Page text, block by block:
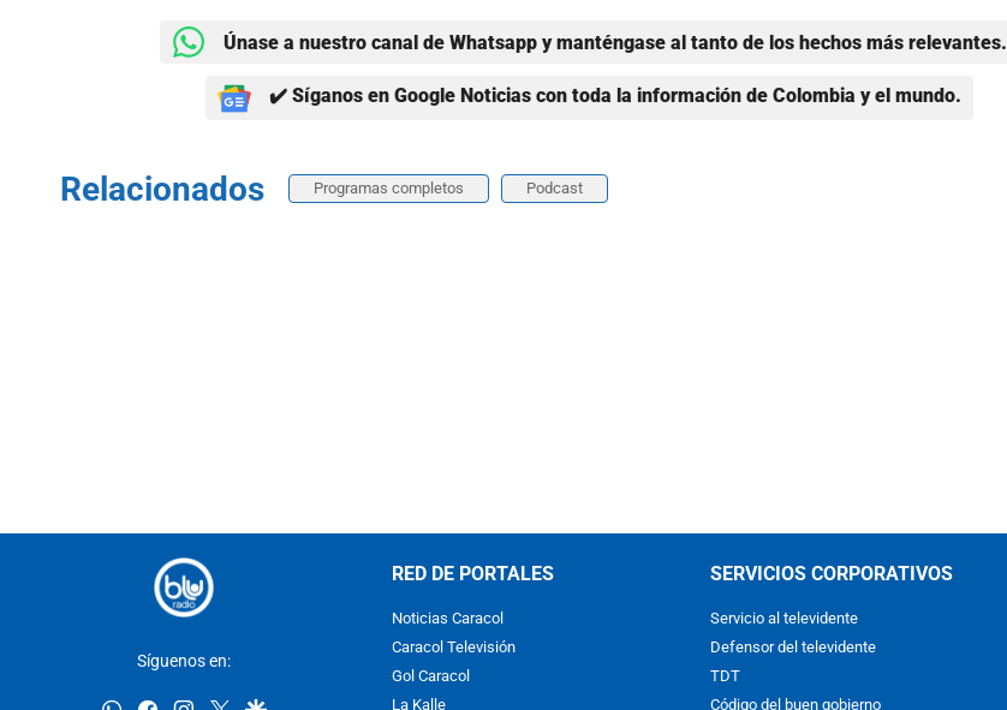
Únase a nuestro canal de Whatsapp y manténgase al tanto de los hechos más relevantes.
✔️ Síganos en Google Noticias con toda la información de Colombia y el mundo.
Relacionados Programas completos Podcast
Síguenos en:
RED DE PORTALES
Noticias Caracol
Caracol Televisión
Gol Caracol
La Kalle
SERVICIOS CORPORATIVOS
Servicio al televidente
Defensor del televidente
TDT
Código del buen gobierno